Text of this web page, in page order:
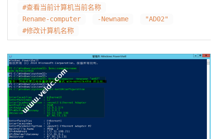
#查看当前计算机当前名称
Rename-computer
-Newname
"AD02"
#修改计算机名称